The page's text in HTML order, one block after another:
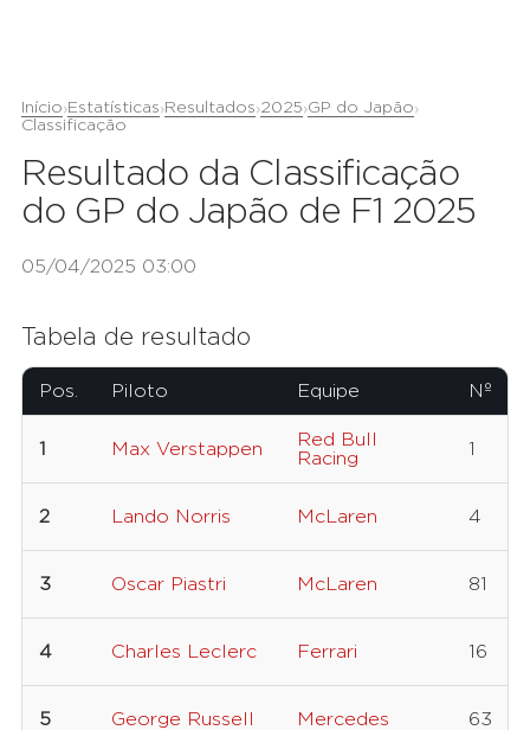
Início›Estatísticas›Resultados›2025›GP do Japão›
Classificação
Resultado da Classificação
do GP do Japão de F1 2025
05/04/2025 03:00
Tabela de resultado
Pos. Piloto Equipe Nº
1 Max Verstappen
Red Bull
Racing
1
2 Lando Norris McLaren 4
3 Oscar Piastri McLaren 81
4 Charles Leclerc Ferrari 16
5 George Russell Mercedes 63